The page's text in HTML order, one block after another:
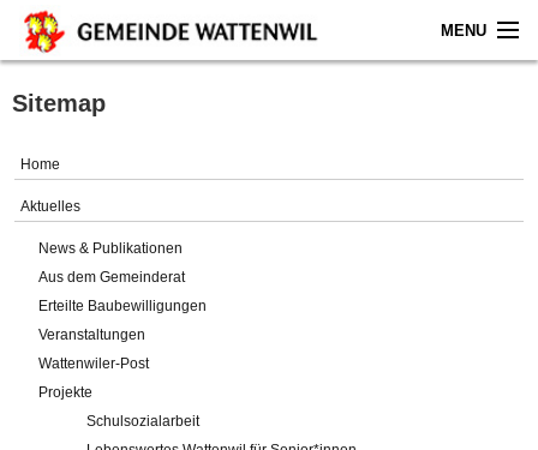
MENU
Home
Gemeinde
Verwaltung
Online-Service
Sitemap
Home
Aktuelles
News & Publikationen
Aus dem Gemeinderat
Erteilte Baubewilligungen
Veranstaltungen
Wattenwiler-Post
Projekte
Schulsozialarbeit